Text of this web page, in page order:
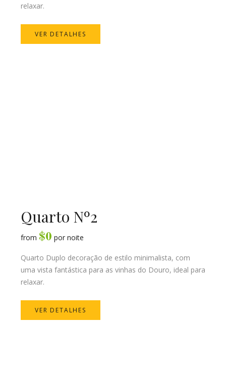
relaxar.
VER DETALHES
from $0 por noite
Quarto Nº2
Quarto Duplo decoração de estilo minimalista, com
uma vista fantástica para as vinhas do Douro, ideal para
relaxar.
VER DETALHES